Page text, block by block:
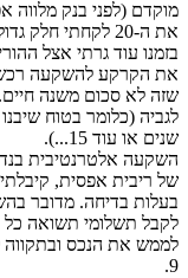
את ה-20 לקחתי
בזמנו עוד גרתי אצל
את הקרקע להשקעה
שזה לא סכום משנה
שנים או עוד 15...).
של ריבית אפסית,
בעלות בדיחה. מדובר
לממש את הנכס ובתקווה
9.